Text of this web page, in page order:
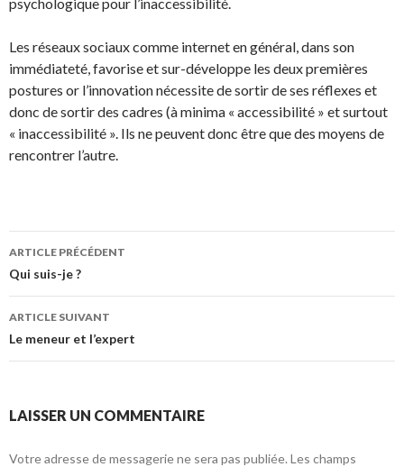
Les réseaux sociaux comme internet en général, dans son
immédiateté, favorise et sur-développe les deux premières
postures or l’innovation nécessite de sortir de ses réflexes et
donc de sortir des cadres (à minima « accessibilité » et surtout
« inaccessibilité ». Ils ne peuvent donc être que des moyens de
rencontrer l’autre.
Navigation des articles
ARTICLE PRÉCÉDENT
Qui suis-je ?
ARTICLE SUIVANT
Le meneur et l’expert
LAISSER UN COMMENTAIRE
Votre adresse de messagerie ne sera pas publiée. Les champs